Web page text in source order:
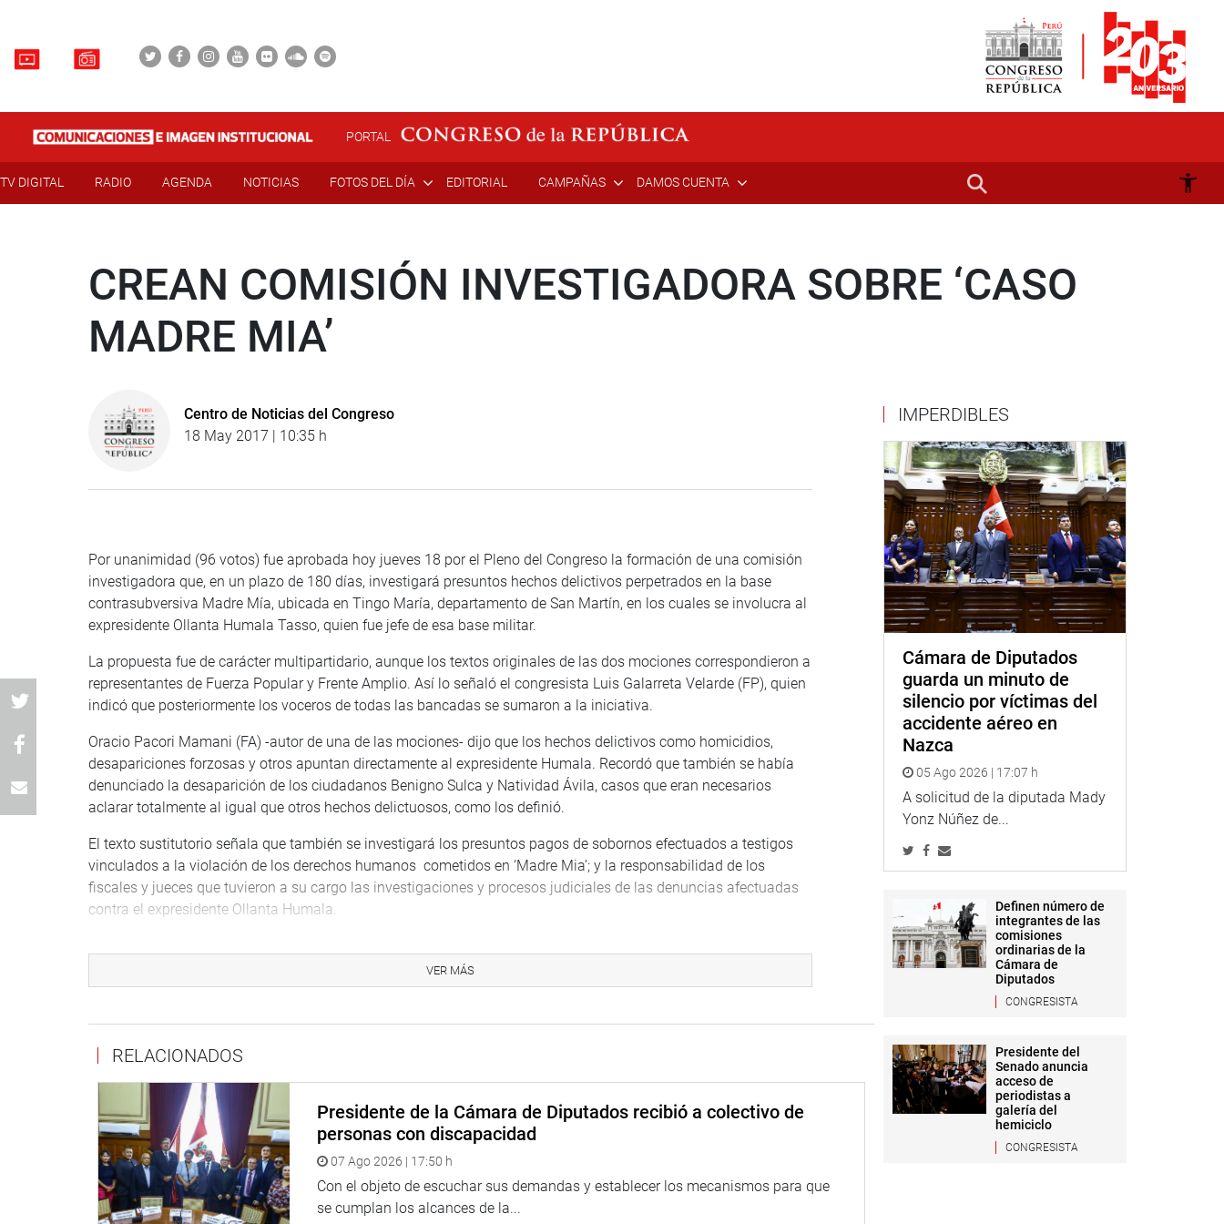
PORTAL
TV DIGITAL RADIO AGENDA NOTICIAS FOTOS DEL DÍA EDITORIAL CAMPAÑAS DAMOS CUENTA
CREAN COMISIÓN INVESTIGADORA SOBRE ‘CASO
MADRE MIA’
Centro de Noticias del Congreso
18 May 2017 | 10:35 h
Por unanimidad (96 votos) fue aprobada hoy jueves 18 por el Pleno del Congreso la formación de una comisión
investigadora que, en un plazo de 180 días, investigará presuntos hechos delictivos perpetrados en la base
contrasubversiva Madre Mía, ubicada en Tingo María, departamento de San Martín, en los cuales se involucra al
expresidente Ollanta Humala Tasso, quien fue jefe de esa base militar.
La propuesta fue de carácter multipartidario, aunque los textos originales de las dos mociones correspondieron a
representantes de Fuerza Popular y Frente Amplio. Así lo señaló el congresista Luis Galarreta Velarde (FP), quien
indicó que posteriormente los voceros de todas las bancadas se sumaron a la iniciativa.
Oracio Pacori Mamani (FA) -autor de una de las mociones- dijo que los hechos delictivos como homicidios,
desapariciones forzosas y otros apuntan directamente al expresidente Humala. Recordó que también se había
denunciado la desaparición de los ciudadanos Benigno Sulca y Natividad Ávila, casos que eran necesarios
aclarar totalmente al igual que otros hechos delictuosos, como los definió.
El texto sustitutorio señala que también se investigará los presuntos pagos de sobornos efectuados a testigos
vinculados a la violación de los derechos humanos cometidos en ‘Madre Mia’; y la responsabilidad de los
fiscales y jueces que tuvieron a su cargo las investigaciones y procesos judiciales de las denuncias afectuadas
contra el expresidente Ollanta Humala.
De otro lado, la Representación Nacional aprobó una moción por la cual se demanda el respeto a la Constitución
elecciones presidenciales, liberar a los presos políticos y abrir los canales humanitarios, respetando los derechos
humanos de su pueblo.
El pronunciamiento fue aprobado por 89 votos a favor, 16 en contra y una abstención.
Sustentó la propuesta, sobre la cual hubo dos mociones, el congresista Jorge del Castillo Gálvez (CPA), quien
recordó apreciaciones vertidas anteriormente de condena y rechazo a lo que llamó “dictadura de Nicolás
Maduro” en Venezuela. Dijo que en ese hermano país han ocurrido 48 muertes en menos de 45 días.
Indicó que el Perú debería de liderar una corriente de opinión sobre este problema regional, lo cual bien podría
VER MÁS
RELACIONADOS
Presidente de la Cámara de Diputados recibió a colectivo de
personas con discapacidad
07 Ago 2026 | 17:50 h
Con el objeto de escuchar sus demandas y establecer los mecanismos para que
se cumplan los alcances de la...
IMPERDIBLES
Cámara de Diputados
guarda un minuto de
silencio por víctimas del
accidente aéreo en
Nazca
05 Ago 2026 | 17:07 h
A solicitud de la diputada Mady
Yonz Núñez de...
Definen número de
integrantes de las
comisiones
ordinarias de la
Cámara de
Diputados
CONGRESISTA
Presidente del
Senado anuncia
acceso de
periodistas a
galería del
hemiciclo
CONGRESISTA